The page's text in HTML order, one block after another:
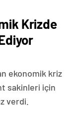
Krizde
ekonomik kriz
sakinleri için
verdi.